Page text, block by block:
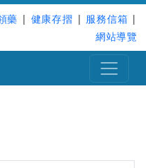
藥 | 健康存摺 | 服務信箱 |
網站導覽